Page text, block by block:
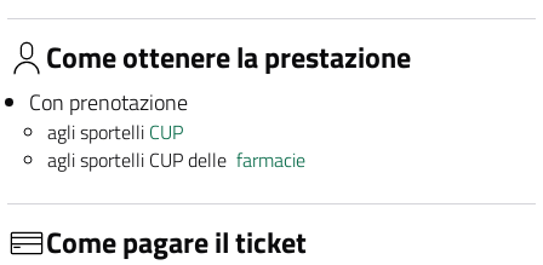
Come ottenere la prestazione
Con prenotazione
agli sportelli CUP
agli sportelli CUP dellefarmacie
Come pagare il ticket